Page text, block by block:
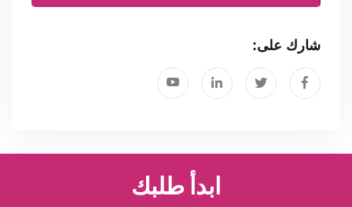
شارك على:
ابدأ طلبك